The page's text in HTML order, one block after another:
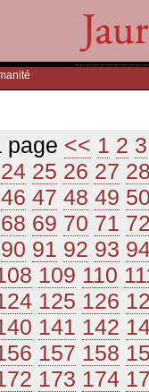
page << 1 2 3
24 25 26 27
46 47 48 49
68 69 70 71
90 91 92 93
109 110
125 126
141 142
157 158
173 174